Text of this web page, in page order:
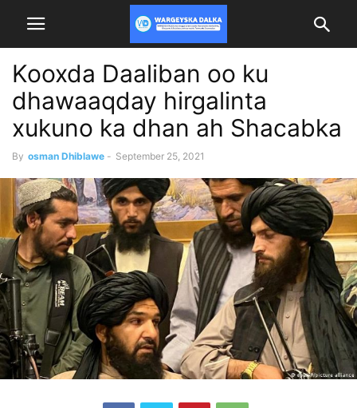
Kooxda Daaliban oo ku
dhawaaqday hirgalinta
xukuno ka dhan ah Shacabka
By osman Dhiblawe - September 25, 2021